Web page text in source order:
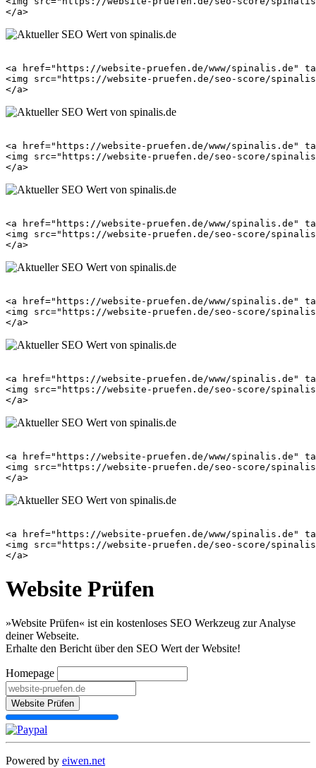
<a href="https://website-pruefen.de/www/spinalis.de"
<img src="https://website-pruefen.de/seo-score/
<a href="https://website-pruefen.de/www/spinalis.de"
<img src="https://website-pruefen.de/seo-score/
<a href="https://website-pruefen.de/www/spinalis.de"
<img src="https://website-pruefen.de/seo-score/
<a href="https://website-pruefen.de/www/spinalis.de"
<img src="https://website-pruefen.de/seo-score/
<a href="https://website-pruefen.de/www/spinalis.de"
<img src="https://website-pruefen.de/seo-score/
<a href="https://website-pruefen.de/www/spinalis.de"
<img src="https://website-pruefen.de/seo-score/
<a href="https://website-pruefen.de/www/spinalis.de"
<img src="https://website-pruefen.de/seo-score/
Website Prüfen
»Website Prüfen« ist ein kostenloses SEO Werkzeug zur Analyse
deiner Webseite.
Erhalte den Bericht über den SEO Wert der Website!
Homepage
Website Prüfen
Powered by eiwen.net